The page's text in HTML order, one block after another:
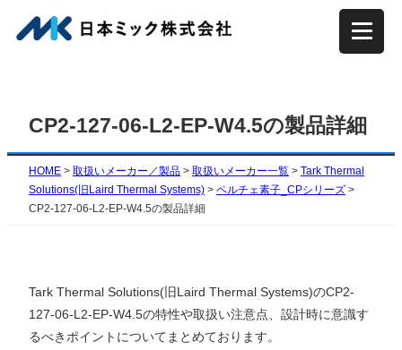
容
プ
CP2-127-06-L2-EP-W4.5の製品詳細
HOME > 取扱いメーカー／製品 > 取扱いメーカー一覧 > Tark Thermal
Solutions(旧Laird Thermal Systems) > ペルチェ素子_CPシリーズ >
CP2-127-06-L2-EP-W4.5の製品詳細
Tark Thermal Solutions(旧Laird Thermal Systems)のCP2-
127-06-L2-EP-W4.5の特性や取扱い注意点、設計時に意識す
るべきポイントについてまとめております。